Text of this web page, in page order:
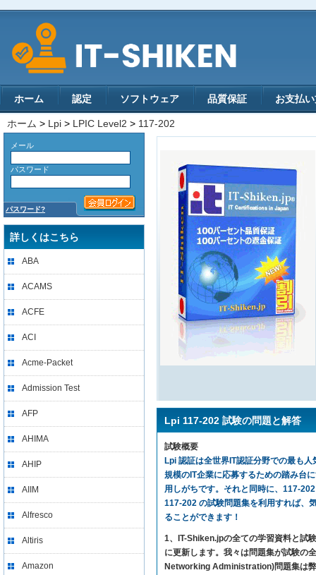
ホーム 認定 ソフトウェア 品質保証 お支払
ホーム > Lpi > LPIC Level2 > 117-202
メール
パスワード
パスワード?
詳しくはこちら
ABA
ACAMS
ACFE
ACI
Acme-Packet
Admission Test
AFP
AHIMA
AHIP
AIIM
Alfresco
Altiris
Amazon
Lpi 117-202 試験の問題と解答
試験概要
Lpi 認証は全世界IT認証分野での最も
規模のIT企業に応募するための踏み台
用しがちです。それと同時に、117-
117-202 の試験問題集を利用すれば
ることができます！
1、IT-Shiken.jpの全ての学習資料と試
に更新します。我々は問題集が試験の
Networking Administration)問題集は